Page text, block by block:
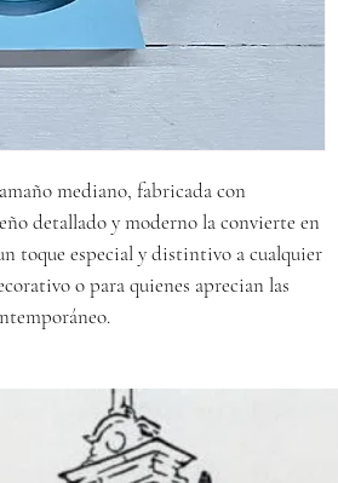
mediano, fabricada con
detallado y moderno la convierte en
toque especial y distintivo a cualquier
o para quienes aprecian las